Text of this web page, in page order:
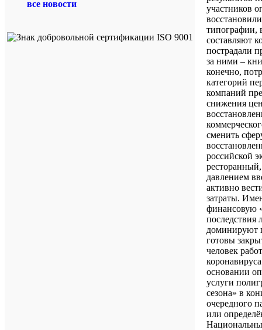
все новости
участников
типографии,
составляют
пострадали
за ними –
конечно,
категорий
компаний
снижения
сменить
российской
давлением
активно
затраты.
финансовую
последствия
доминируют
готовы
человек
основании
услуги
сезона» в
очередного
или